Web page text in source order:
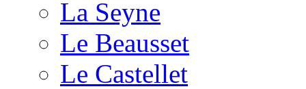
La Seyne
Le Beausset
Le Castellet